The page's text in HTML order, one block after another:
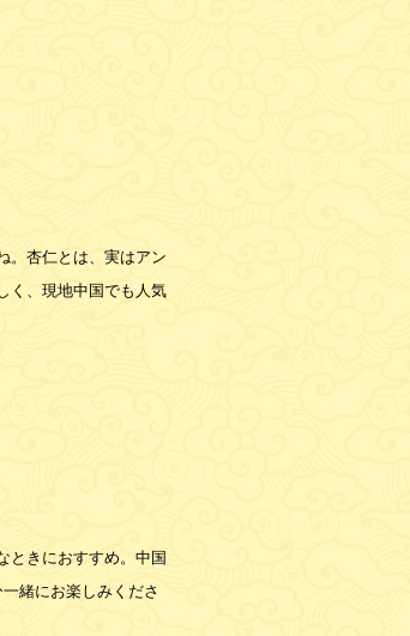
。杏仁とは、実はアン
く、現地中国でも人気
ときにおすすめ。中国
緒にお楽しみくださ